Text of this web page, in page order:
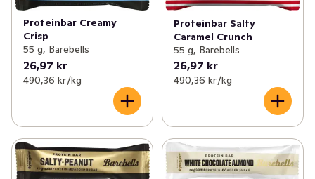
Proteinbar Creamy
Crisp
55 g, Barebells
26,97 kr
490,36 kr /kg
Proteinbar Salty
Caramel Crunch
55 g, Barebells
26,97 kr
490,36 kr /kg